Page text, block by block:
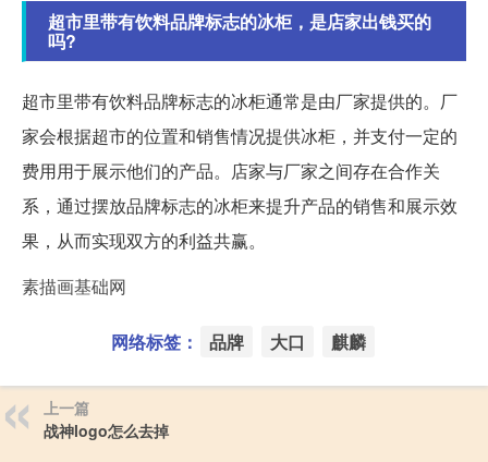
超市里带有饮料品牌标志的冰柜，是店家出钱买的
吗?
超市里带有饮料品牌标志的冰柜通常是由厂家提供的。厂
家会根据超市的位置和销售情况提供冰柜，并支付一定的
费用用于展示他们的产品。店家与厂家之间存在合作关
系，通过摆放品牌标志的冰柜来提升产品的销售和展示效
果，从而实现双方的利益共赢。
素描画基础网
网络标签： 品牌 大口 麒麟
上一篇
战神logo怎么去掉